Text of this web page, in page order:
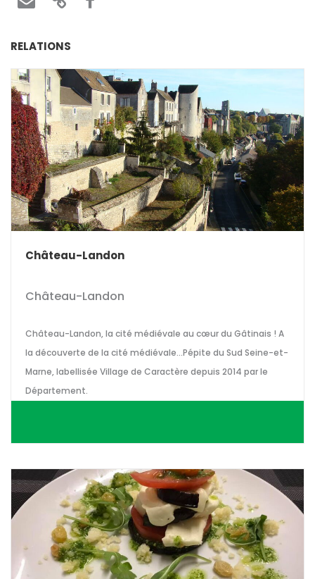
RELATIONS
Château-Landon
Château-Landon
Château-Landon, la cité médiévale au cœur du Gâtinais ! A
la découverte de la cité médiévale...Pépite du Sud Seine-et-
Marne, labellisée Village de Caractère depuis 2014 par le
Département.